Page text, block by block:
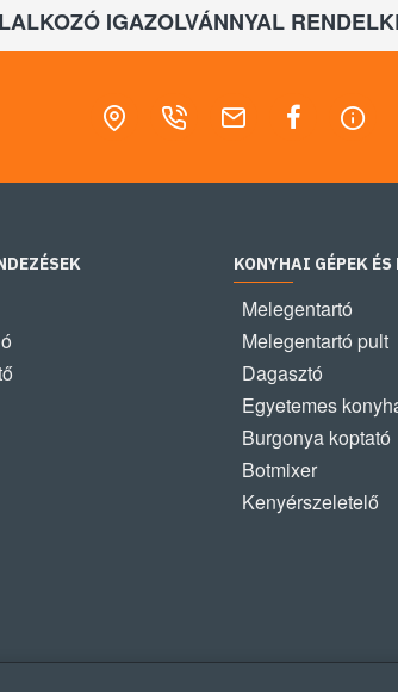
IGAZOLVÁNNYAL
KONYHAI GÉPEK ÉS
Melegentartó
Melegentartó pult
Dagasztó
Egyetemes
Burgonya koptató
Botmixer
Kenyérszeletelő